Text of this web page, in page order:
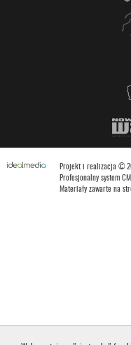
Projekt i realizacja ©
Profesjonalny system
Materiały zawarte na